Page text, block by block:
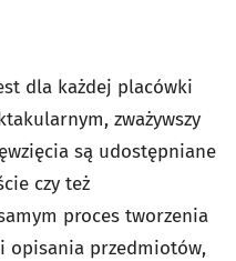
dla każdej placówki
zważywszy
są udostępniane
czy też
proces tworzenia
opisania przedmiotów,